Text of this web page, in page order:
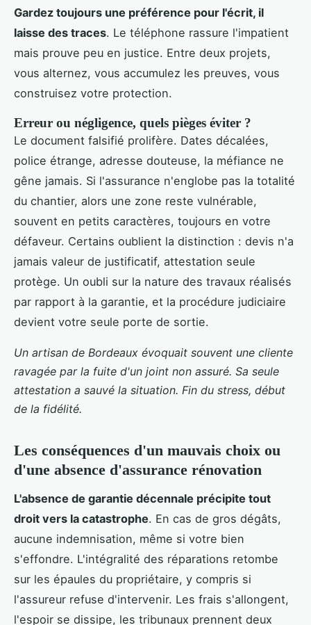
Gardez toujours une préférence pour l'écrit, il
laisse des traces. Le téléphone rassure l'impatient
mais prouve peu en justice. Entre deux projets,
vous alternez, vous accumulez les preuves, vous
construisez votre protection.
Erreur ou négligence, quels pièges éviter ?
Le document falsifié prolifère. Dates décalées,
police étrange, adresse douteuse, la méfiance ne
gêne jamais. Si l'assurance n'englobe pas la totalité
du chantier, alors une zone reste vulnérable,
souvent en petits caractères, toujours en votre
défaveur. Certains oublient la distinction : devis n'a
jamais valeur de justificatif, attestation seule
protège. Un oubli sur la nature des travaux réalisés
par rapport à la garantie, et la procédure judiciaire
devient votre seule porte de sortie.
Un artisan de Bordeaux évoquait souvent une cliente
ravagée par la fuite d'un joint non assuré. Sa seule
attestation a sauvé la situation. Fin du stress, début
de la fidélité.
Les conséquences d'un mauvais choix ou
d'une absence d'assurance rénovation
L'absence de garantie décennale précipite tout
droit vers la catastrophe. En cas de gros dégâts,
aucune indemnisation, même si votre bien
s'effondre. L'intégralité des réparations retombe
sur les épaules du propriétaire, y compris si
l'assureur refuse d'intervenir. Les frais s'allongent,
l'espoir se dissipe, les tribunaux prennent deux